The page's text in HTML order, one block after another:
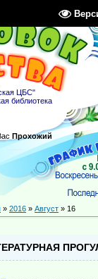
ЦБС"
библиотека
Прохожий
» 2016 » Август » 16